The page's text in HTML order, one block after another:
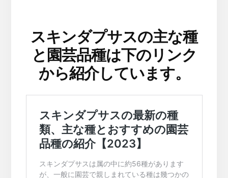
スキンダプサスの主な種
と園芸品種は下のリンク
から紹介しています。